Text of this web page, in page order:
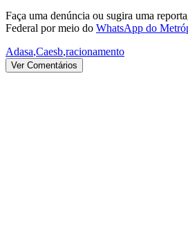
Faça uma denúncia ou sugira uma
Federal por meio do WhatsApp do
Adasa,Caesb,racionamento
Ver Comentários